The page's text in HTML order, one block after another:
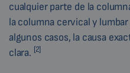
cualquier parte de la
la columna cervical y
algunos casos, la causa
clara. [2]